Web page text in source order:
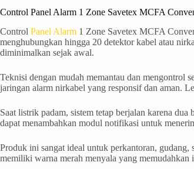
Control Panel Alarm 1 Zone Savetex MCFA
Control Panel Alarm 1 Zone Savetex MCFA
menghubungkan hingga 20 detektor kabel atau
diminimalkan sejak awal.
Teknisi dengan mudah memantau dan mengontrol
jaringan alarm nirkabel yang responsif dan aman.
Saat listrik padam, sistem tetap berjalan karena
dapat menambahkan modul notifikasi untuk
Produk ini sangat ideal untuk perkantoran,
memiliki warna merah menyala yang memudahkan